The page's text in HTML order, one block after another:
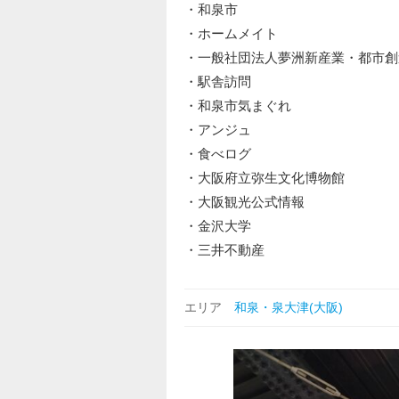
・和泉市
・ホームメイト
・一般社団法人夢洲新産業・都市
・駅舎訪問
・和泉市気まぐれ
・アンジュ
・食べログ
・大阪府立弥生文化博物館
・大阪観光公式情報
・金沢大学
・三井不動産
エリア 和泉・泉大津(大阪)